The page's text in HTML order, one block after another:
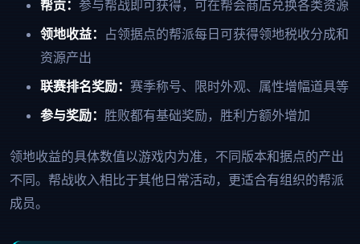
帮贡： 参与帮战即可获得，可在帮会商店兑换各类资源
领地收益： 占领据点的帮派每日可获得领地税收分成和
资源产出
联赛排名奖励： 赛季称号、限时外观、属性增幅道具等
参与奖励： 胜败都有基础奖励，胜利方额外增加
领地收益的具体数值以游戏内为准，不同版本和据点的产出
不同。帮战收入相比于其他日常活动，更适合有组织的帮派
成员。